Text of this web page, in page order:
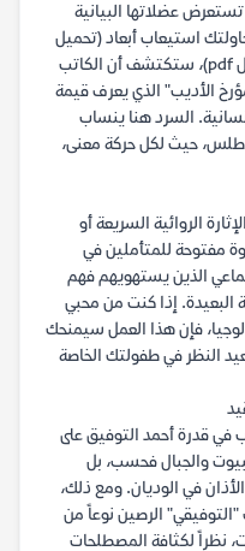
عضلاتها البيانية
استيعاب أبعاد (تحميل
كتاب والد وما ولد طفولة في سفح الظل pdf)، ستكتشف أن الكاتب
الأديب" الذي يعرف قيمة
السرد هنا ينساب
حيث لكل حركة معنى،
الروائية السريعة أو
مفتوحة للمتأملين في
الذين يستهويهم فهم
البعيدة. إذا كنت من محبي
فإن هذا العمل سيمنحك
النظر في طفولتك الخاصة
في قدرة أحمد التوفيق على
والجبال فحسب، بل
في الوديان. ومع ذلك،
"التوفيقي" الرصين نوعاً من
نظراً لكثافة المصطلحات